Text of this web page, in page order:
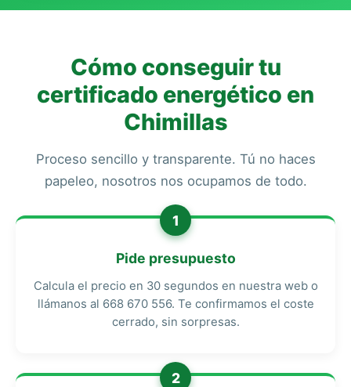
Cómo conseguir tu
certificado energético en
Chimillas
Proceso sencillo y transparente. Tú no haces
papeleo, nosotros nos ocupamos de todo.
1
Pide presupuesto
Calcula el precio en 30 segundos en nuestra web o
llámanos al 668 670 556. Te confirmamos el coste
cerrado, sin sorpresas.
2